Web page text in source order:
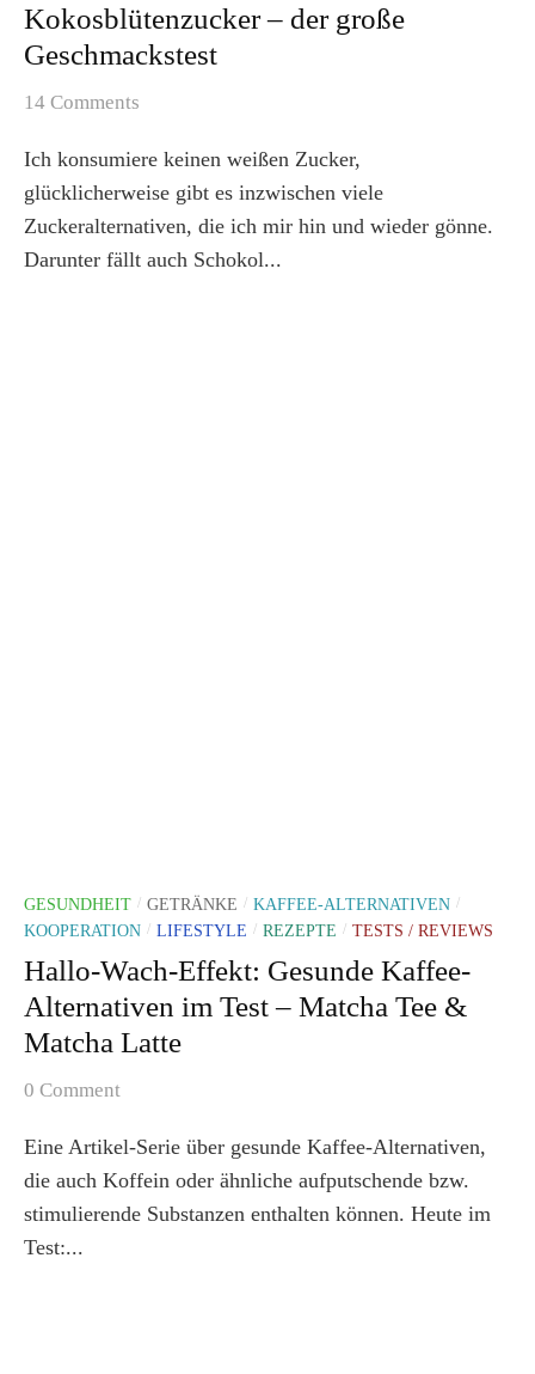
Kokosblütenzucker – der große
Geschmackstest
14 Comments
Ich konsumiere keinen weißen Zucker,
glücklicherweise gibt es inzwischen viele
Zuckeralternativen, die ich mir hin und wieder gönne.
Darunter fällt auch Schokol...
GESUNDHEIT / GETRÄNKE / KAFFEE-ALTERNATIVEN /
KOOPERATION / LIFESTYLE / REZEPTE / TESTS / REVIEWS
Hallo-Wach-Effekt: Gesunde Kaffee-
Alternativen im Test – Matcha Tee &
Matcha Latte
0 Comment
Eine Artikel-Serie über gesunde Kaffee-Alternativen,
die auch Koffein oder ähnliche aufputschende bzw.
stimulierende Substanzen enthalten können. Heute im
Test:...